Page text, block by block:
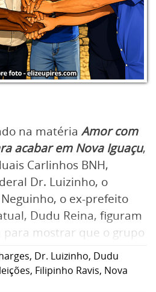
na matéria Amor com
acabar em Nova Iguaçu,
Carlinhos BNH,
Dr. Luizinho, o
o ex-prefeito
Dudu Reina, figuram
mostrar que o grupo
municipais de 2024
, Dr. Luizinho, Dudu
, Filipinho Ravis, Nova